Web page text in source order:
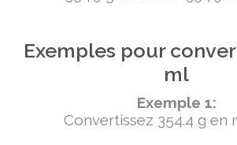
Exemples pour
ml
Exemple 1:
Convertissez 354.4 g en